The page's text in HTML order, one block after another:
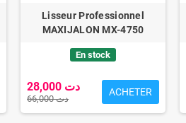
Lisseur Professionnel
MAXIJALON MX-4750
En stock
28,000 دت
66,000 دت
ACHETER